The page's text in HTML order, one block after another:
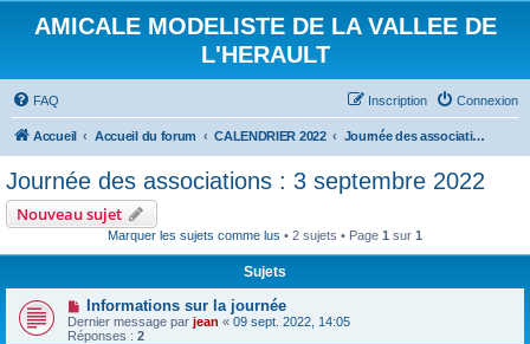
AMICALE MODELISTE DE LA VALLEE DE
L'HERAULT
FAQ Connexion
Inscription
Accueil Accueil du forum CALENDRIER 2022 Journée des associations : 3 septembre 2022
Journée des associations : 3 septembre 2022
Nouveau sujet
Marquer les sujets comme lus • 2 sujets • Page 1 sur 1
Sujets
Informations sur la journée
Dernier message par jean « 09 sept. 2022, 14:05
Réponses : 2